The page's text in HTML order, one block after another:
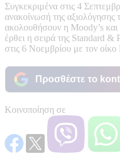
Συγκεκριμένα στις 4
ανακοίνωσή της αξιολόγησης
ακολουθήσουν η Moody’s
έρθει η σειρά της Standard &
στις 6 Νοεμβρίου με τον οίκο
Προσθέστε το
Κοινοποίηση σε